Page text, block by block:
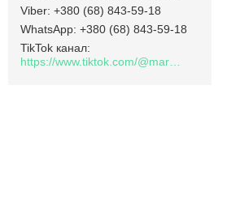
+380 (68) 843-59-18
+380 (68) 843-59-18
TikTok канал